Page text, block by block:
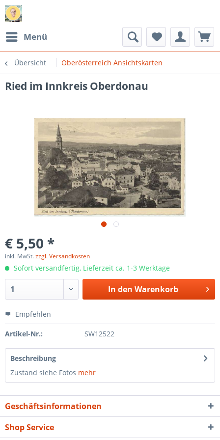
Menü
Übersicht Oberösterreich Ansichtskarten
Ried im Innkreis Oberdonau
€ 5,50 *
inkl. MwSt.zzgl. Versandkosten
Sofort versandfertig, Lieferzeit ca. 1-3 Werktage
In den Warenkorb
Empfehlen
Artikel-Nr.: SW12522
Beschreibung
Zustand siehe Fotos mehr
Geschäftsinformationen
Shop Service